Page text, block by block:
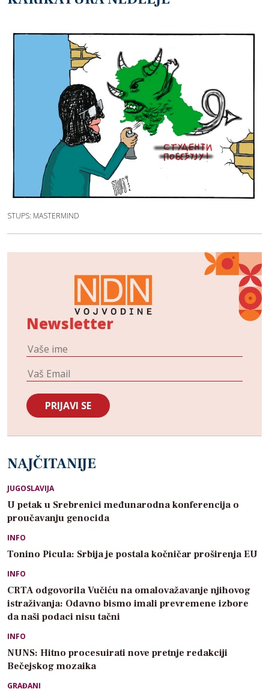
STUPS: MASTERMIND
Newsletter
NAJČITANIJE
JUGOSLAVIJA
U petak u Srebrenici međunarodna konferencija o
proučavanju genocida
INFO
Tonino Picula: Srbija je postala kočničar proširenja EU
INFO
CRTA odgovorila Vučiću na omalovažavanje njihovog
istraživanja: Odavno bismo imali prevremene izbore
da naši podaci nisu tačni
INFO
NUNS: Hitno procesuirati nove pretnje redakciji
Bečejskog mozaika
GRAĐANI